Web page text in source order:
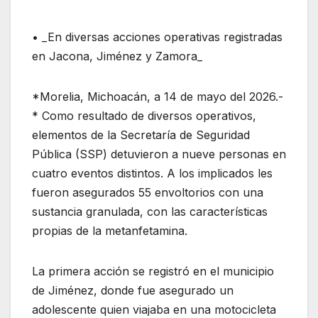
• _En diversas acciones operativas registradas
en Jacona, Jiménez y Zamora_
*Morelia, Michoacán, a 14 de mayo del 2026.-
* Como resultado de diversos operativos,
elementos de la Secretaría de Seguridad
Pública (SSP) detuvieron a nueve personas en
cuatro eventos distintos. A los implicados les
fueron asegurados 55 envoltorios con una
sustancia granulada, con las características
propias de la metanfetamina.
La primera acción se registró en el municipio
de Jiménez, donde fue asegurado un
adolescente quien viajaba en una motocicleta